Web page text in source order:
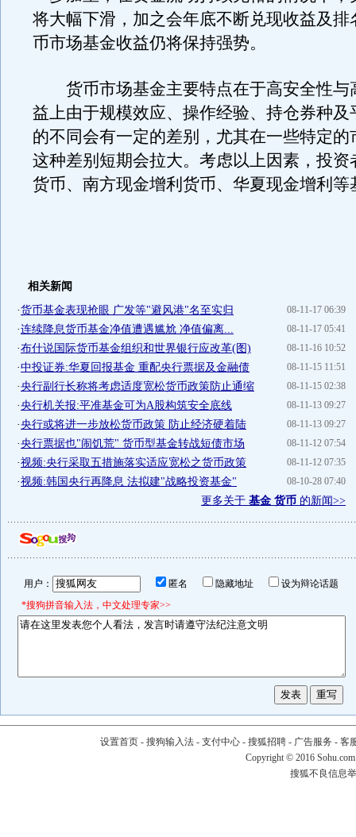
将大幅下滑，加之会年底不断兑现收益及排
币市场基金收益仍将保持强势。
货币市场基金主要特点在于高安全性与
益上由于规模效应、操作经验、持仓券种及
的不同会有一定的差别，尤其在一些特定的
这种差别短期会拉大。考虑以上因素，投资
货币、南方现金增利货币、华夏现金增利等
相关新闻
08-11-17 06:39
·货币基金表现抢眼 广发等"避风港"名至实归
08-11-17 05:41
·连续降息货币基金净值遭遇尴尬 净值偏离...
08-11-16 10:52
·布什说国际货币基金组织和世界银行应改革(图)
08-11-15 11:51
·中投证券:华夏回报基金 重配央行票据及金融债
08-11-15 02:38
·央行副行长称将考虑适度宽松货币政策防止通缩
08-11-13 09:27
·央行机关报:平准基金可为A股构筑安全底线
08-11-13 09:27
·央行或将进一步放松货币政策 防止经济硬着陆
08-11-12 07:54
·央行票据也"闹饥荒" 货币型基金转战短债市场
08-11-12 07:35
·视频:央行采取五措施落实适应宽松之货币政策
08-10-28 07:40
·视频:韩国央行再降息 法拟建"战略投资基金"
更多关于 基金 货币 的新闻>>
用户： 匿名 隐藏地址
设为辩论话题
*搜狗拼音输入法，中文处理专家>>
设置首页- 搜狗输入法- 支付中心- 搜狐招聘- 广告服务 - 客
Copyright © 2016
搜狐不良信息